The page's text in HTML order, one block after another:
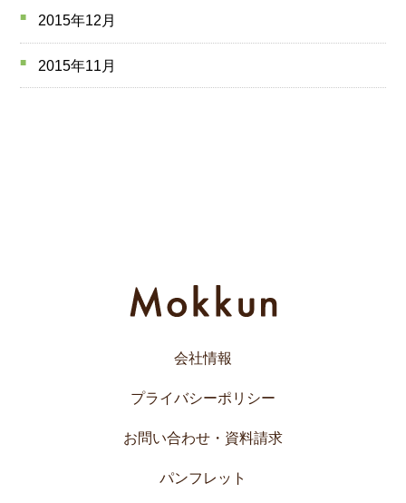
2015年12月
2015年11月
会社情報
プライバシーポリシー
お問い合わせ・資料請求
パンフレット